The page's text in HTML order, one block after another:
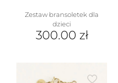
Zestaw bransoletek dla
dzieci
300.00 zł